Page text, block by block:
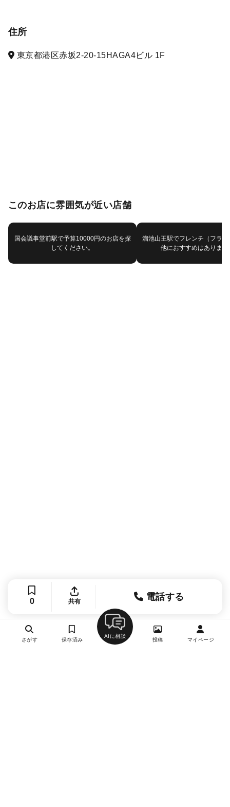
住所
東京都港区赤坂2-20-15HAGA4ビル 1F
このお店に雰囲気が近い店舗
国会議事堂前駅で予算10000円のお店を探
してください。
溜池山王駅でフレンチ（フラ
他におすすめはあります
0 共有 電話する
さがす 保存済み
AIに相談
投稿 マイページ